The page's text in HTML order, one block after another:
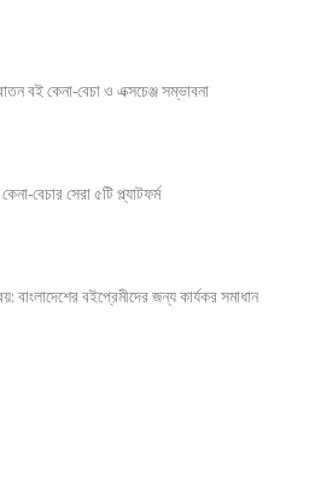
বই কেনা-বেচা ও এক্সচেঞ্জ সম্ভাবনা
বেচার সেরা ৫টি প্ল্যাটফর্ম
বাংলাদেশের বইপ্রেমীদের জন্য কার্যকর সমাধান